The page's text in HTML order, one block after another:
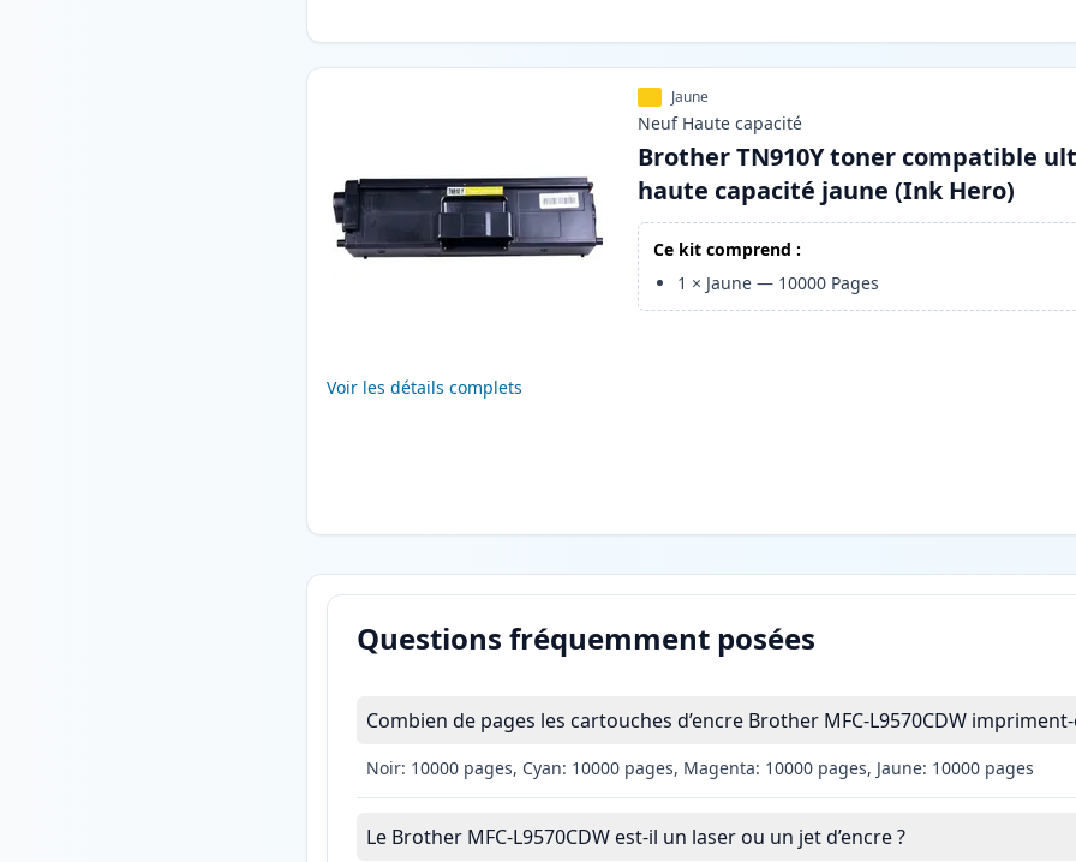
Voir les détails complets
Jaune
Neuf Haute capacité
Brother TN910Y toner compatible
haute capacité jaune (Ink Hero)
Ce kit comprend :
1 × Jaune — 10000 Pages
Questions fréquemment posées
Combien de pages les cartouches d’encre Brother MFC-L9570CDW impriment-
Noir: 10000 pages, Cyan: 10000 pages, Magenta: 10000 pages, Jaune: 10000 pages
Le Brother MFC-L9570CDW est-il un laser ou un jet d’encre ?